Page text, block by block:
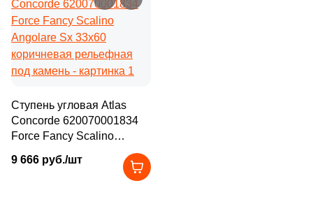
Ступень угловая Atlas
Concorde 620070001834
Force Fancy Scalino
коричневая рельефная
9 666 руб./шт